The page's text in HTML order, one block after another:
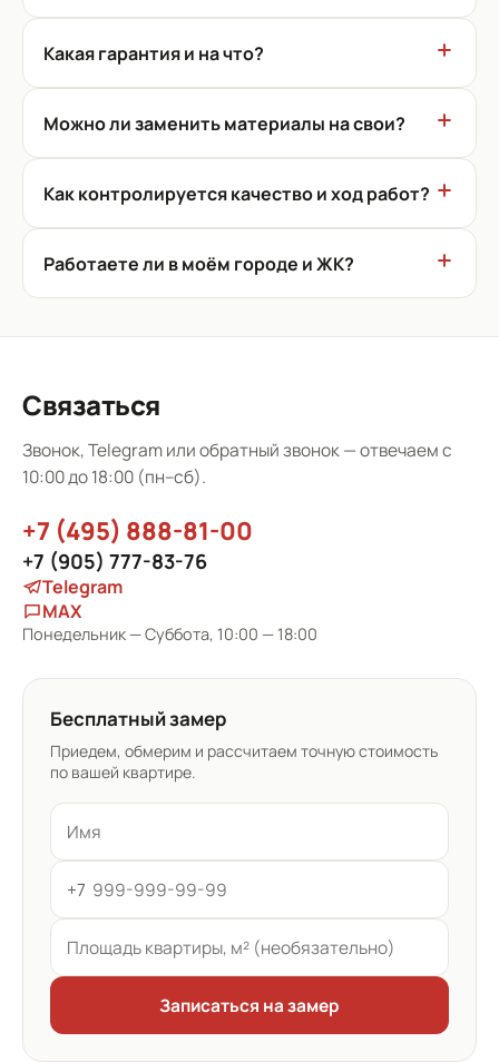
Какая гарантия и на что?
Можно ли заменить материалы на свои?
Как контролируется качество и ход работ?
Работаете ли в моём городе и ЖК?
Связаться
Звонок, Telegram или обратный звонок — отвечаем с
10:00 до 18:00 (пн–сб).
+7 (495) 888-81-00
+7 (905) 777-83-76
Telegram
MAX
Понедельник — Суббота, 10:00 — 18:00
Бесплатный замер
Приедем, обмерим и рассчитаем точную стоимость
по вашей квартире.
+7
Записаться на замер